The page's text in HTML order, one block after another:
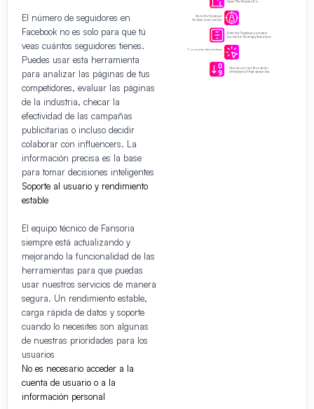
El número de seguidores en
Facebook no es solo para que tú
veas cuántos seguidores tienes.
Puedes usar esta herramienta
para analizar las páginas de tus
competidores, evaluar las páginas
de la industria, checar la
efectividad de las campañas
publicitarias o incluso decidir
colaborar con influencers. La
información precisa es la base
para tomar decisiones inteligentes
Soporte al usuario y rendimiento
estable
El equipo técnico de Fansoria
siempre está actualizando y
mejorando la funcionalidad de las
herramientas para que puedas
usar nuestros servicios de manera
segura. Un rendimiento estable,
carga rápida de datos y soporte
cuando lo necesites son algunas
de nuestras prioridades para los
usuarios
No es necesario acceder a la
cuenta de usuario o a la
información personal